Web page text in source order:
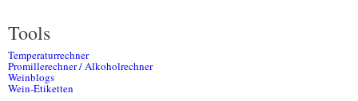
Tools
Temperaturrechner
Promillerechner / Alkoholrechner
Weinblogs
Wein-Etiketten